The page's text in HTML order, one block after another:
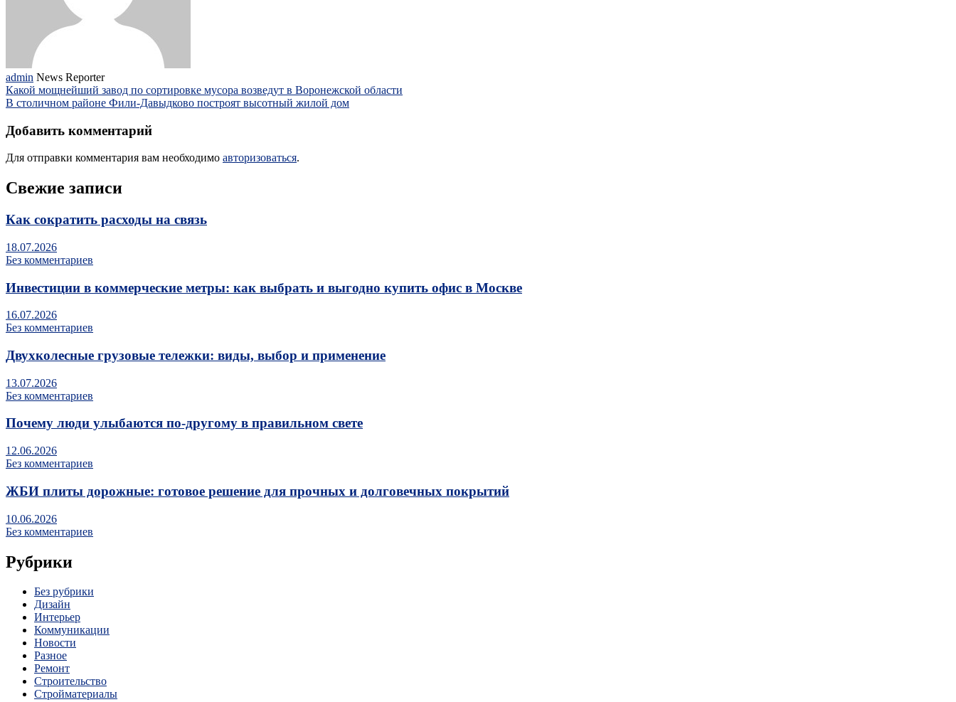
admin News Reporter
Какой мощнейший завод по сортировке мусора возведут в Воронежской области
В столичном районе Фили-Давыдково построят высотный жилой дом
Добавить комментарий
Для отправки комментария вам необходимо авторизоваться.
Свежие записи
Как сократить расходы на связь
18.07.2026
Без комментариев
Инвестиции в коммерческие метры: как выбрать и выгодно купить офис в Москве
16.07.2026
Без комментариев
Двухколесные грузовые тележки: виды, выбор и применение
13.07.2026
Без комментариев
Почему люди улыбаются по‑другому в правильном свете
12.06.2026
Без комментариев
ЖБИ плиты дорожные: готовое решение для прочных и долговечных покрытий
10.06.2026
Без комментариев
Рубрики
Без рубрики
Дизайн
Интерьер
Коммуникации
Новости
Разное
Ремонт
Строительство
Стройматериалы